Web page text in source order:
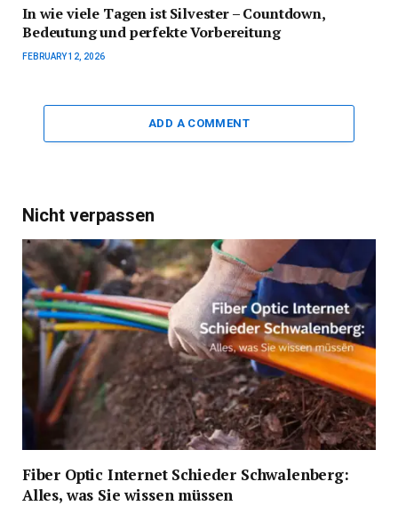
In wie viele Tagen ist Silvester – Countdown,
Bedeutung und perfekte Vorbereitung
FEBRUARY 12, 2026
ADD A COMMENT
Nicht verpassen
Fiber Optic Internet Schieder Schwalenberg:
Alles, was Sie wissen müssen